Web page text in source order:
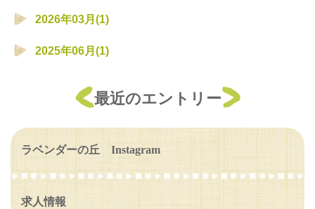
2026年03月(1)
2025年06月(1)
最近のエントリー
ラベンダーの丘 Instagram
求人情報